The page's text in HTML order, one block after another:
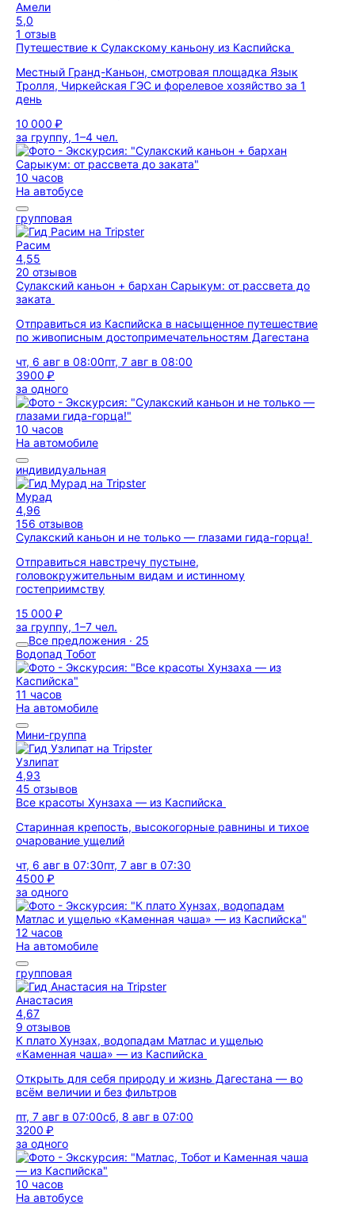
Амели
5,0
1 отзыв
Путешествие к Сулакскому каньону из Каспийска
Местный Гранд-Каньон, смотровая площадка Язык
Тролля, Чиркейская ГЭС и форелевое хозяйство за 1
день
10 000 ₽
за группу, 1–4 чел.
10 часов
На автобусе
групповая
Расим
4,55
20 отзывов
Сулакский каньон + бархан Сарыкум: от рассвета до
заката
Отправиться из Каспийска в насыщенное путешествие
по живописным достопримечательностям Дагестана
чт, 6 авг в 08:00пт, 7 авг в 08:00
3900 ₽
за одного
10 часов
На автомобиле
индивидуальная
Мурад
4,96
156 отзывов
Сулакский каньон и не только — глазами гида-горца!
Отправиться навстречу пустыне,
головокружительным видам и истинному
гостеприимству
15 000 ₽
за группу, 1–7 чел.
Все предложения · 25
Водопад Тобот
11 часов
На автомобиле
Мини-группа
Узлипат
4,93
45 отзывов
Все красоты Хунзаха — из Каспийска
Старинная крепость, высокогорные равнины и тихое
очарование ущелий
чт, 6 авг в 07:30пт, 7 авг в 07:30
4500 ₽
за одного
12 часов
На автомобиле
групповая
Анастасия
4,67
9 отзывов
К плато Хунзах, водопадам Матлас и ущелью
«Каменная чаша» — из Каспийска
Открыть для себя природу и жизнь Дагестана — во
всём величии и без фильтров
пт, 7 авг в 07:00сб, 8 авг в 07:00
3200 ₽
за одного
10 часов
На автобусе